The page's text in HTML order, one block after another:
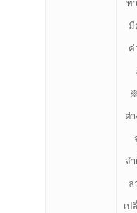
ท
มี
ค่
ต่
จ
ล่
เป